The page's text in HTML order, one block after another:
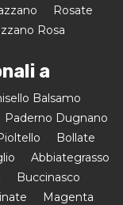
Rosate
Rosa
a
Balsamo
Paderno Dugnano
Bollate
Abbiategrasso
Buccinasco
Magenta